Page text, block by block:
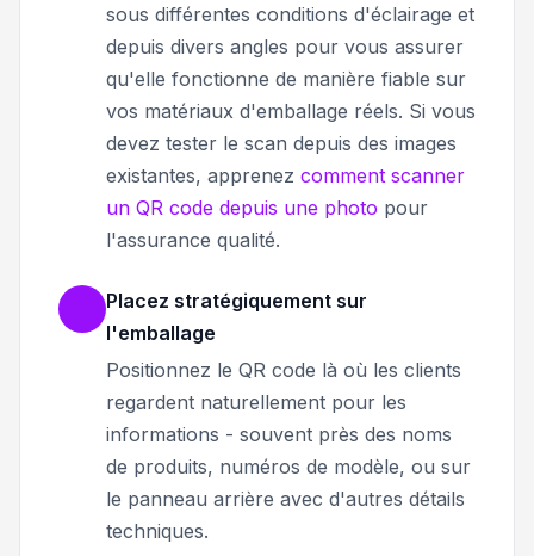
sous différentes conditions d'éclairage et
depuis divers angles pour vous assurer
qu'elle fonctionne de manière fiable sur
vos matériaux d'emballage réels. Si vous
devez tester le scan depuis des images
existantes, apprenez comment scanner
un QR code depuis une photo pour
l'assurance qualité.
Placez stratégiquement sur
l'emballage
Positionnez le QR code là où les clients
regardent naturellement pour les
informations - souvent près des noms
de produits, numéros de modèle, ou sur
le panneau arrière avec d'autres détails
techniques.